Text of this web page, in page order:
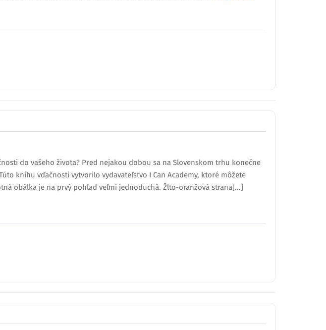
do vašeho života? Pred nejakou dobou sa na Slovenskom trhu konečne
knihu vďačnosti vytvorilo vydavateľstvo I Can Academy, ktoré môžete
obálka je na prvý pohľad veľmi jednoduchá. Žlto-oranžová strana[...]